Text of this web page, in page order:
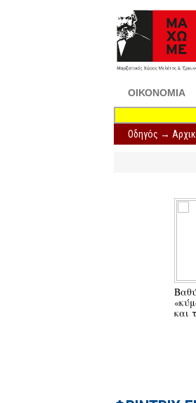
ΟΙΚΟΝΟΜΙΑ
Οδηγός →
και